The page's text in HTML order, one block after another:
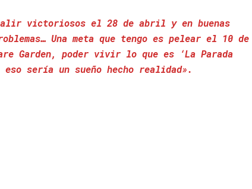
salir victoriosos el 28 de abril y en buenas
Una meta que tengo es pelear el 10 de
Garden, poder vivir lo que es ‘La Parada
sería un sueño hecho realidad».